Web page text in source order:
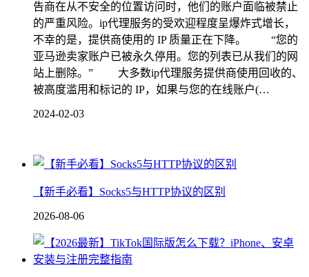
告商在从不安全的位置访问时，他们的账户面临被禁止
的严重风险。ip代理服务的受欢迎程度呈爆炸式增长，
不幸的是，提供商使用的 IP 质量正在下降。 “您的
亚马逊卖家账户已被永久停用。您的列表已从我们的网
站上删除。” 大多数ip代理服务提供商使用回收的、
被高度滥用和标记的 IP，如果与您的在线账户(…
2024-02-03
【新手必看】Socks5与HTTP协议的区别
2026-08-06